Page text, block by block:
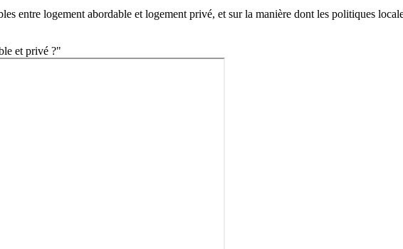
entre logement abordable et logement privé, et sur la manière dont les politiques
et privé ?"